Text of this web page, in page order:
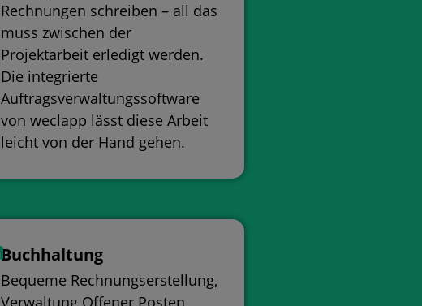
Rechnungen schreiben – all das
muss zwischen der
Projektarbeit erledigt werden.
Die integrierte
Auftragsverwaltungssoftware
von weclapp lässt diese Arbeit
leicht von der Hand gehen.
Buchhaltung
Bequeme Rechnungserstellung,
Verwaltung Offener Posten,